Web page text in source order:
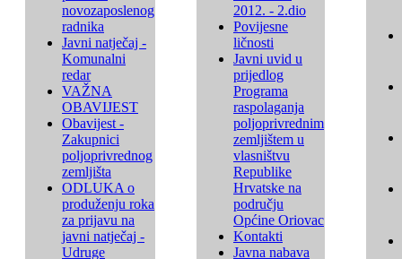
novozaposlenog
radnika
Javni natječaj -
Komunalni
redar
VAŽNA
OBAVIJEST
Obavijest -
Zakupnici
poljoprivrednog
zemljišta
ODLUKA o
produženju roka
za prijavu na
javni natječaj -
Udruge
2012. - 2.dio
Povijesne
ličnosti
Javni uvid u
prijedlog
Programa
raspolaganja
poljoprivrednim
zemljištem u
vlasništvu
Republike
Hrvatske na
području
Općine Oriovac
Kontakti
Javna nabava